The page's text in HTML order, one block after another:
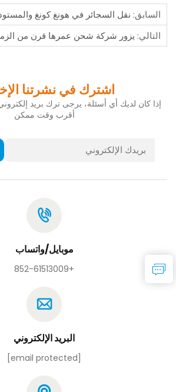
السابق: نقل السجائر في هونغ كونغ
التالي: يزور شركة شحن عمرها قرن من
اشترك في نشرتنا
إذا كان لديك أي أسئلة، يرجى ترك بريد
أقرب وقت ممكن
موبايل/واتساب
+852-61513009
البريد الإلكتروني